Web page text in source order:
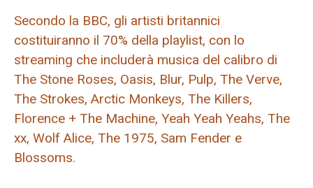
Secondo la BBC, gli artisti britannici
costituiranno il 70% della playlist, con lo
streaming che includerà musica del calibro di
The Stone Roses, Oasis, Blur, Pulp, The Verve,
The Strokes, Arctic Monkeys, The Killers,
Florence + The Machine, Yeah Yeah Yeahs, The
xx, Wolf Alice, The 1975, Sam Fender e
Blossoms.